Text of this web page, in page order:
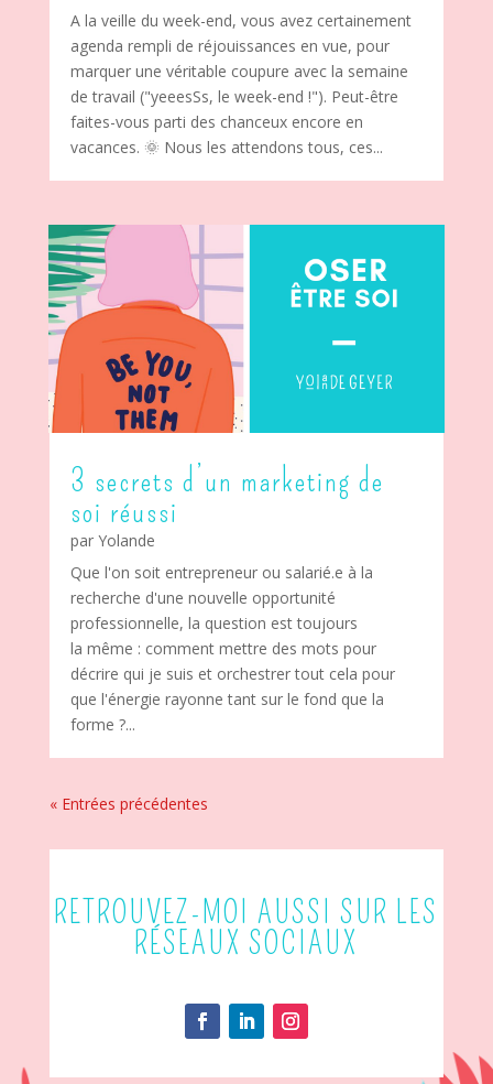
A la veille du week-end, vous avez certainement
agenda rempli de réjouissances en vue, pour
marquer une véritable coupure avec la semaine
de travail ("yeeesSs, le week-end !"). Peut-être
faites-vous parti des chanceux encore en
vacances. 🌞 Nous les attendons tous, ces...
3 secrets d’un marketing de
soi réussi
par Yolande
Que l'on soit entrepreneur ou salarié.e à la
recherche d'une nouvelle opportunité
professionnelle, la question est toujours
la même : comment mettre des mots pour
décrire qui je suis et orchestrer tout cela pour
que l'énergie rayonne tant sur le fond que la
forme ?...
« Entrées précédentes
RETROUVEZ-MOI AUSSI SUR LES
RÉSEAUX SOCIAUX